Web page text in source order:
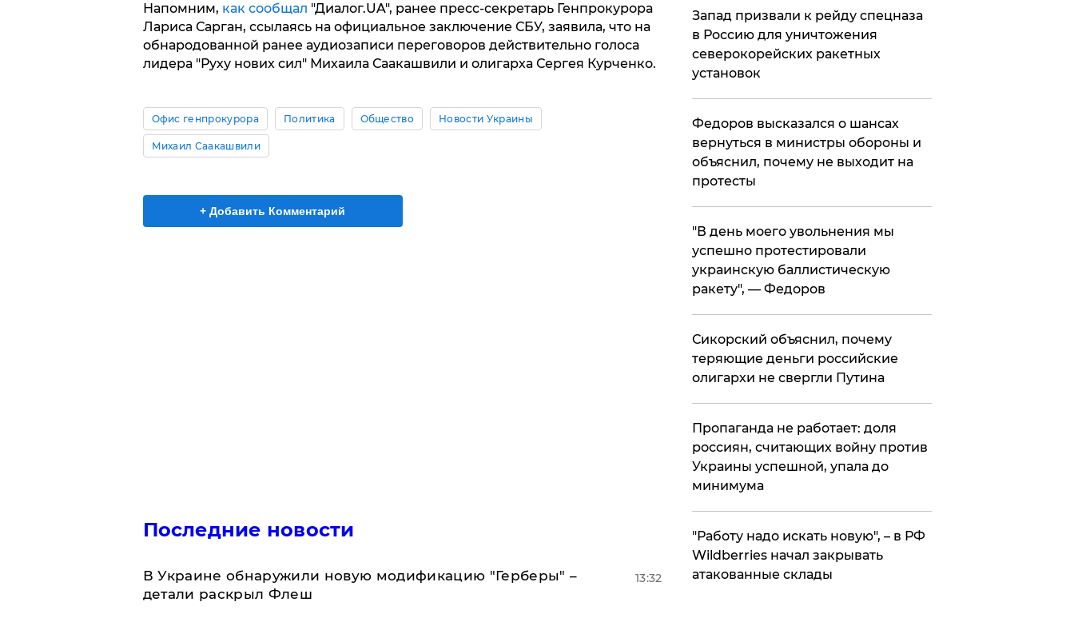
Напомним, как сообщал "Диалог.UA", ранее пресс-секретарь Генпрокурора
Лариса Сарган, ссылаясь на официальное заключение СБУ, заявила, что на
обнародованной ранее аудиозаписи переговоров действительно голоса
лидера "Руху нових сил" Михаила Саакашвили и олигарха Сергея Курченко.
Офис генпрокурора Политика Общество Новости Украины
Михаил Саакашвили
+ Добавить Комментарий
Последние новости
В Украине обнаружили новую модификацию "Герберы" –
детали раскрыл Флеш
13:32
Запад призвали к рейду спецназа
в Россию для уничтожения
северокорейских ракетных
установок
Федоров высказался о шансах
вернуться в министры обороны и
объяснил, почему не выходит на
протесты
​"В день моего увольнения мы
успешно протестировали
украинскую баллистическую
ракету", — Федоров
Сикорский объяснил, почему
теряющие деньги российские
олигархи не свергли Путина
​Пропаганда не работает: доля
россиян, считающих войну против
Украины успешной, упала до
минимума
"Работу надо искать новую", – в РФ
Wildberries начал закрывать
атакованные склады